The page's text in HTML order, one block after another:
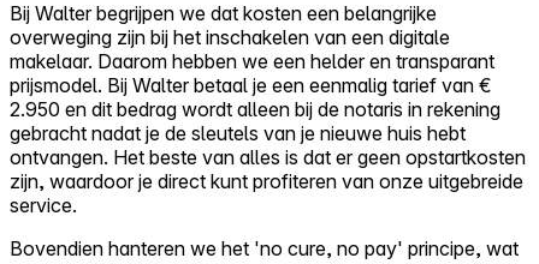
Bij Walter begrijpen we dat kosten een belangrijke
overweging zijn bij het inschakelen van een digitale
makelaar. Daarom hebben we een helder en transparant
prijsmodel. Bij Walter betaal je een eenmalig tarief van €
2.950 en dit bedrag wordt alleen bij de notaris in rekening
gebracht nadat je de sleutels van je nieuwe huis hebt
ontvangen. Het beste van alles is dat er geen opstartkosten
zijn, waardoor je direct kunt profiteren van onze uitgebreide
service.
Bovendien hanteren we het 'no cure, no pay' principe, wat